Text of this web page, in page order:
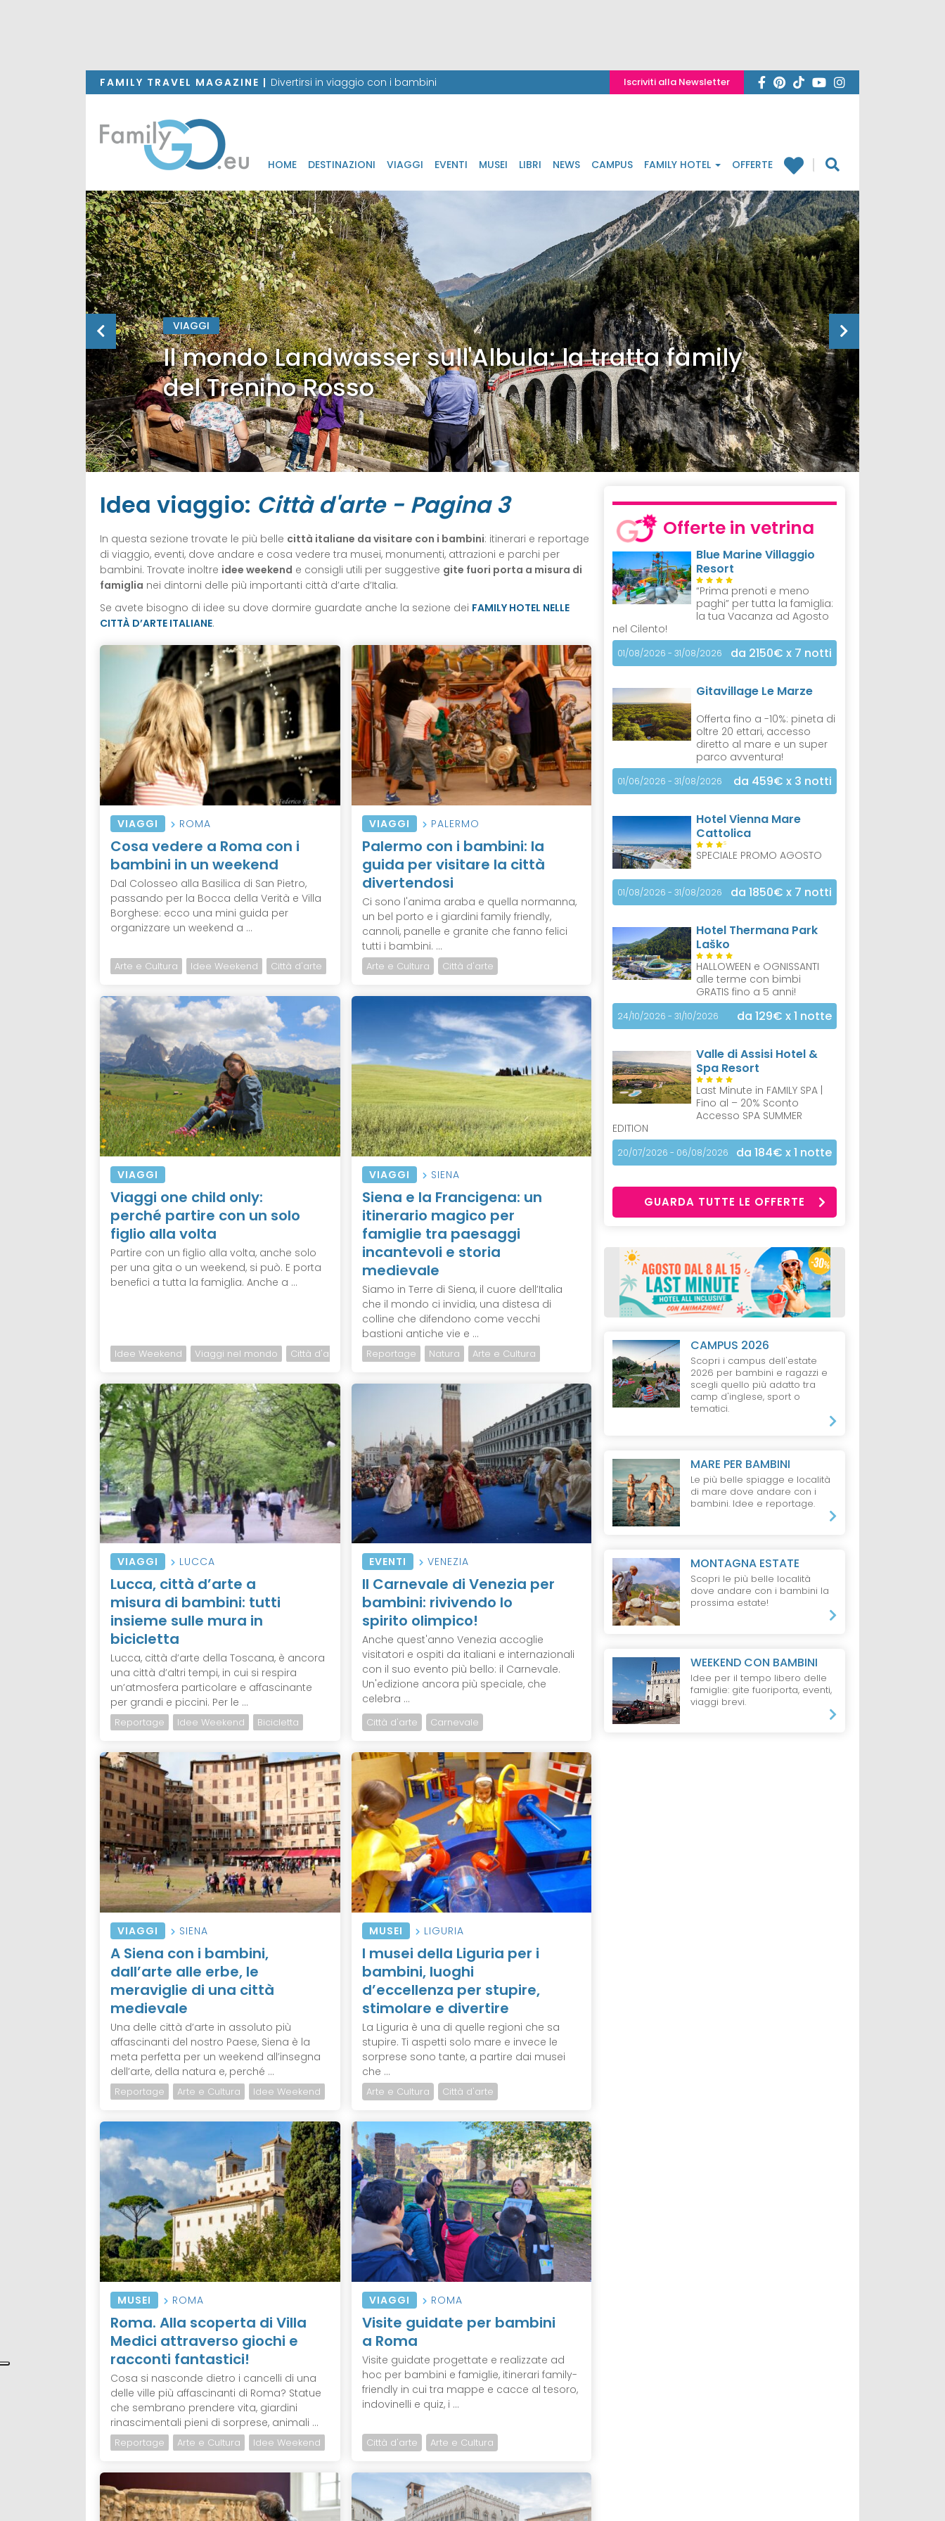
FAMILY TRAVEL MAGAZINE | Divertirsi in viaggio con i bambini Iscriviti alla Newsletter
HOME DESTINAZIONI VIAGGI EVENTI MUSEI LIBRI NEWS CAMPUS FAMILY HOTEL OFFERTE
VIAGGI
Il mondo Landwasser sull'Albula: la tratta family
del Trenino Rosso
Idea viaggio: Città d'arte - Pagina 3
In questa sezione trovate le più belle città italiane da visitare con i bambini: itinerari e reportage
di viaggio, eventi, dove andare e cosa vedere tra musei, monumenti, attrazioni e parchi per
bambini. Trovate inoltre idee weekend e consigli utili per suggestive gite fuori porta a misura di
famiglia nei dintorni delle più importanti città d’arte d’Italia.
Se avete bisogno di idee su dove dormire guardate anche la sezione dei FAMILY HOTEL NELLE
CITTÀ D’ARTE ITALIANE.
VIAGGI ROMA
Cosa vedere a Roma con i
bambini in un weekend
Dal Colosseo alla Basilica di San Pietro,
passando per la Bocca della Verità e Villa
Borghese: ecco una mini guida per
organizzare un weekend a ...
Arte e Cultura Idee Weekend Città d'arte
VIAGGI PALERMO
Palermo con i bambini: la
guida per visitare la città
divertendosi
Ci sono l'anima araba e quella normanna,
un bel porto e i giardini family friendly,
cannoli, panelle e granite che fanno felici
tutti i bambini. ...
Arte e Cultura Città d'arte
VIAGGI
Viaggi one child only:
perché partire con un solo
figlio alla volta
Partire con un figlio alla volta, anche solo
per una gita o un weekend, si può. E porta
benefici a tutta la famiglia. Anche a ...
Idee Weekend Viaggi nel mondo Città d'arte
VIAGGI SIENA
Siena e la Francigena: un
itinerario magico per
famiglie tra paesaggi
incantevoli e storia
medievale
Siamo in Terre di Siena, il cuore dell’Italia
che il mondo ci invidia, una distesa di
colline che difendono come vecchi
bastioni antiche vie e ...
Reportage Natura Arte e Cultura
VIAGGI LUCCA
Lucca, città d’arte a
misura di bambini: tutti
insieme sulle mura in
bicicletta
Lucca, città d’arte della Toscana, è ancora
una città d’altri tempi, in cui si respira
un’atmosfera particolare e affascinante
per grandi e piccini. Per le ...
Reportage Idee Weekend Bicicletta
EVENTI VENEZIA
Il Carnevale di Venezia per
bambini: rivivendo lo
spirito olimpico!
Anche quest'anno Venezia accoglie
visitatori e ospiti da italiani e internazionali
con il suo evento più bello: il Carnevale.
Un'edizione ancora più speciale, che
celebra ...
Città d'arte Carnevale
VIAGGI SIENA
A Siena con i bambini,
dall’arte alle erbe, le
meraviglie di una città
medievale
Una delle città d’arte in assoluto più
affascinanti del nostro Paese, Siena è la
meta perfetta per un weekend all’insegna
dell’arte, della natura e, perché ...
Reportage Arte e Cultura Idee Weekend
MUSEI LIGURIA
I musei della Liguria per i
bambini, luoghi
d’eccellenza per stupire,
stimolare e divertire
La Liguria è una di quelle regioni che sa
stupire. Ti aspetti solo mare e invece le
sorprese sono tante, a partire dai musei
che ...
Arte e Cultura Città d'arte
MUSEI ROMA
Roma. Alla scoperta di Villa
Medici attraverso giochi e
racconti fantastici!
Cosa si nasconde dietro i cancelli di una
delle ville più affascinanti di Roma? Statue
che sembrano prendere vita, giardini
rinascimentali pieni di sorprese, animali ...
Reportage Arte e Cultura Idee Weekend
VIAGGI ROMA
Visite guidate per bambini
a Roma
Visite guidate progettate e realizzate ad
hoc per bambini e famiglie, itinerari family-
friendly in cui tra mappe e cacce al tesoro,
indovinelli e quiz, i ...
Città d'arte Arte e Cultura
Offerte in vetrina
Blue Marine Villaggio
Resort
“Prima prenoti e meno
paghi” per tutta la famiglia:
la tua Vacanza ad Agosto
nel Cilento!
01/08/2026 - 31/08/2026 da 2150€ x 7 notti
Gitavillage Le Marze
Offerta fino a -10%: pineta di
oltre 20 ettari, accesso
diretto al mare e un super
parco avventura!
01/06/2026 - 31/08/2026 da 459€ x 3 notti
Hotel Vienna Mare
Cattolica
S
SPECIALE PROMO AGOSTO
01/08/2026 - 31/08/2026 da 1850€ x 7 notti
Hotel Thermana Park
Laško
HALLOWEEN e OGNISSANTI
alle terme con bimbi
GRATIS fino a 5 anni!
24/10/2026 - 31/10/2026 da 129€ x 1 notte
Valle di Assisi Hotel &
Spa Resort
Last Minute in FAMILY SPA |
Fino al – 20% Sconto
Accesso SPA SUMMER
EDITION
20/07/2026 - 06/08/2026 da 184€ x 1 notte
GUARDA TUTTE LE OFFERTE
CAMPUS 2026
Scopri i campus dell'estate
2026 per bambini e ragazzi e
scegli quello più adatto tra
camp d'inglese, sport o
tematici.
MARE PER BAMBINI
Le più belle spiagge e località
di mare dove andare con i
bambini. Idee e reportage.
MONTAGNA ESTATE
Scopri le più belle località
dove andare con i bambini la
prossima estate!
WEEKEND CON BAMBINI
Idee per il tempo libero delle
famiglie: gite fuoriporta, eventi,
viaggi brevi.